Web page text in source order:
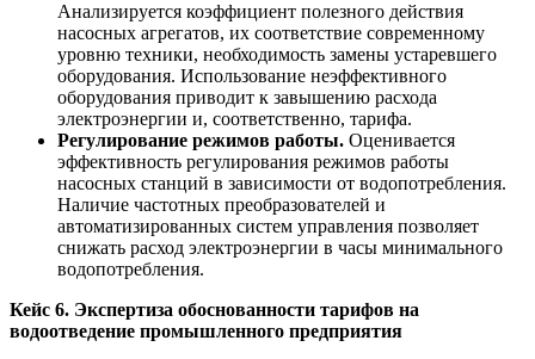
Анализируется коэффициент полезного действия
насосных агрегатов, их соответствие современному
уровню техники, необходимость замены устаревшего
оборудования. Использование неэффективного
оборудования приводит к завышению расхода
электроэнергии и, соответственно, тарифа.
Регулирование режимов работы. Оценивается
эффективность регулирования режимов работы
насосных станций в зависимости от водопотребления.
Наличие частотных преобразователей и
автоматизированных систем управления позволяет
снижать расход электроэнергии в часы минимального
водопотребления.
Кейс 6. Экспертиза обоснованности тарифов на
водоотведение промышленного предприятия